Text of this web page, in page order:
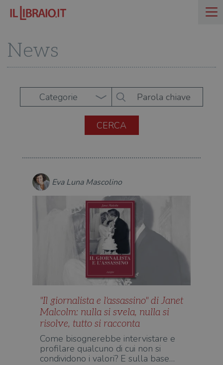
News
Categorie
Eva Luna Mascolino
"Il giornalista e l'assassino" di Janet
Malcolm: nulla si svela, nulla si
risolve, tutto si racconta
Come bisognerebbe intervistare e
profilare qualcuno di cui non si
condividono i valori? E sulla base…